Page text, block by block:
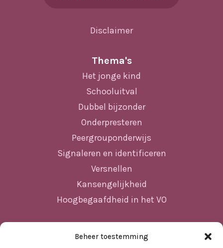
Beheer toestemming
Disclaimer
Thema's
Het jonge kind
Schooluitval
Dubbel bijzonder
Onderpresteren
Peergrouponderwijs
Signaleren en identificeren
Versnellen
Kansengelijkheid
Hoogbegaafdheid in het VO